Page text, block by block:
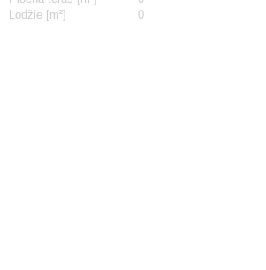
Lodžie [m²]
0